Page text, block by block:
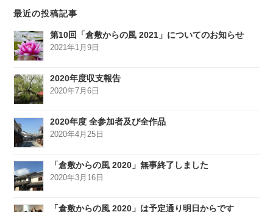
最近の投稿記事
第10回「倉敷からの風 2021」についてのお知らせ
2021年1月9日
2020年度収支報告
2020年7月6日
2020年度 全参加者及び全作品
2020年4月25日
「倉敷からの風 2020」無事終了しました
2020年3月16日
「倉敷からの風 2020」は予定通り明日からです